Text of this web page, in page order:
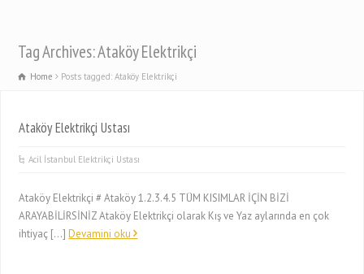
Tag Archives: Ataköy Elektrikçi
Home Posts tagged: Ataköy Elektrikçi
Ataköy Elektrikçi Ustası
Acil İstanbul Elektrikçi Ustası
Ataköy Elektrikçi # Ataköy 1.2.3.4.5 TÜM KISIMLAR İÇİN BİZİ
ARAYABİLİRSİNİZ Ataköy Elektrikçi olarak Kış ve Yaz aylarında en çok
ihtiyaç […]Devamini oku